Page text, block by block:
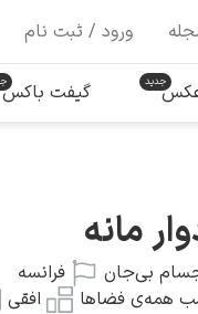
ورود / ثبت نام
عکس گیفت باکس
مانه
بی‌جان
فرانسه
همه‌ی فضاها افقی